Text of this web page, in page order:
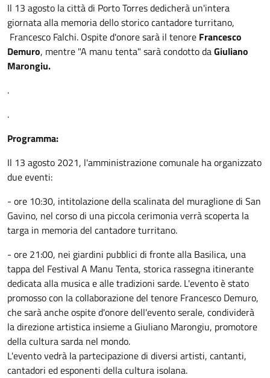
Il 13 agosto la città di Porto Torres dedicherà un'intera
giornata alla memoria dello storico cantadore turritano,
Francesco Falchi. Ospite d'onore sarà il tenore Francesco
Demuro, mentre "A manu tenta" sarà condotto daGiuliano
Marongiu.
.
.
Programma:
Il 13 agosto 2021, l'amministrazione comunale ha organizzato
due eventi:
- ore 10:30, intitolazione della scalinata del muraglione di San
Gavino, nel corso di una piccola cerimonia verrà scoperta la
targa in memoria del cantadore turritano.
- ore 21:00, nei giardini pubblici di fronte alla Basilica, una
tappa del Festival A Manu Tenta, storica rassegna itinerante
dedicata alla musica e alle tradizioni sarde. L'evento è stato
promosso con la collaborazione del tenore Francesco Demuro,
che sarà anche ospite d'onore dell'evento serale, condividerà
la direzione artistica insieme a Giuliano Marongiu, promotore
della cultura sarda nel mondo.
L'evento vedrà la partecipazione di diversi artisti, cantanti,
cantadori ed esponenti della cultura isolana.